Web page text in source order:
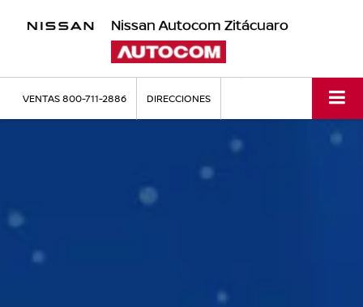
Nissan Autocom Zitácuaro
VENTAS800-711-2886 DIRECCIONES